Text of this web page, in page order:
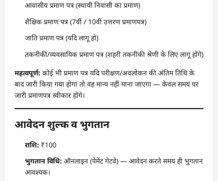
आवासीय प्रमाण पत्र (स्थायी निवासी का प्रमाण)
शैक्षिक प्रमाण पत्र (7वीं / 10वीं उत्तरण प्रमाणपत्र)
जाति प्रमाण पत्र (यदि लागू हो)
तकनीकी/व्यवसायिक प्रमाण पत्र (शहरी तकनीकी श्रेणी के लिए लागू होंगे)
महत्वपूर्ण: कोई भी प्रमाण पत्र यदि परीक्षण/अवलोकन की अंतिम तिथि के
बाद जारी किया गया होगा तो वह मान्य नहीं माना जाएगा — केवल समय पर
जारी प्रमाणपत्र स्वीकार होंगे।
आवेदन शुल्क व भुगतान
राशि: ₹100
भुगतान विधि: ऑनलाइन (पेमेंट गेटवे) — आवेदन करते समय ही भुगतान
आवश्यक।